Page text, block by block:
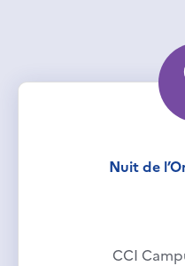
Nuit de
CCI